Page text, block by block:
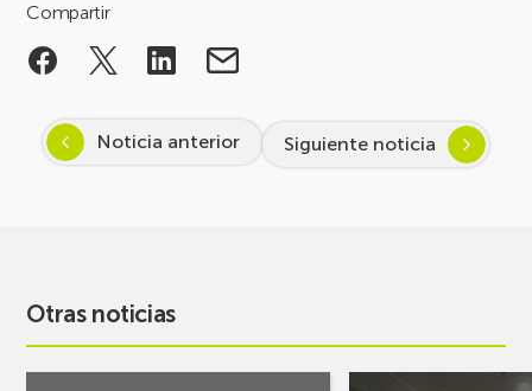
Compartir
Noticia anterior Siguiente noticia
Otras noticias